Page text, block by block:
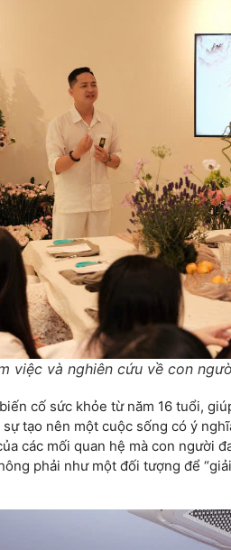
việc và nghiên cứu về con
cố sức khỏe từ năm 16 tuổi,
tạo nên một cuộc sống có ý
các mối quan hệ mà con người
phải như một đối tượng để